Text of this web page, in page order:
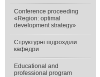
Conference proceeding
«Region: optimal
development strategy»
Cтруктурні підрозділи
кафедри
Educational and
professional program